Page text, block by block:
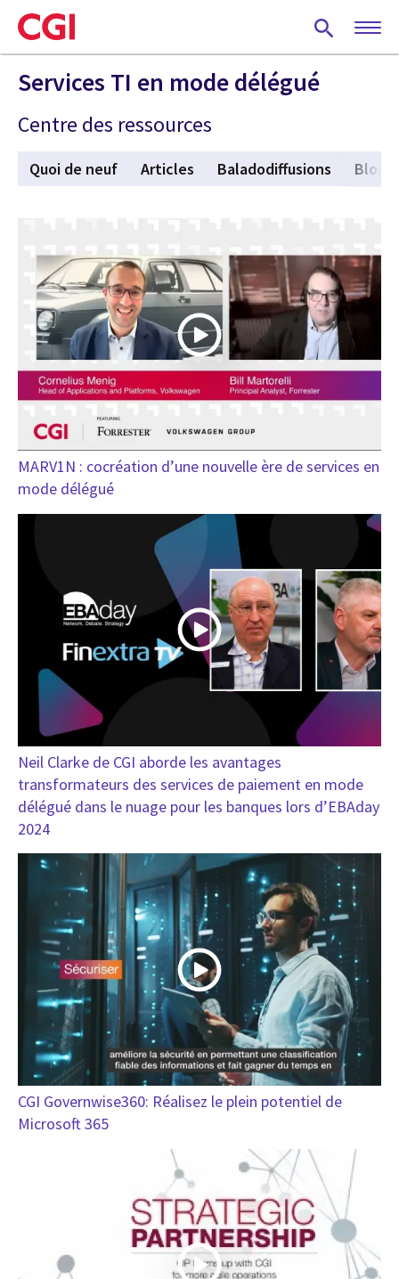
Skip
to
main
content
Services TI en mode délégué
Centre des ressources
Quoi de neuf Articles Baladodiffusions
MARV1N : cocréation d’une nouvelle ère de services en
mode délégué
Neil Clarke de CGI aborde les avantages
transformateurs des services de paiement en mode
délégué dans le nuage pour les banques lors d’EBAday
2024
CGI Governwise360: Réalisez le plein potentiel de
Microsoft 365